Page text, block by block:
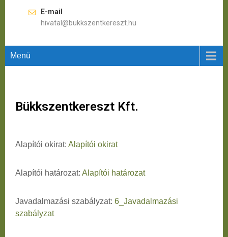
E-mail
hivatal@bukkszentkereszt.hu
Menü
Bükkszentkereszt Kft.
Alapítói okirat: Alapítói okirat
Alapítói határozat: Alapítói határozat
Javadalmazási szabályzat: 6_Javadalmazási
szabályzat